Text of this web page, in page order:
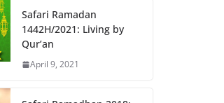
Safari Ramadan
1442H/2021: Living by
Qur’an
April 9, 2021